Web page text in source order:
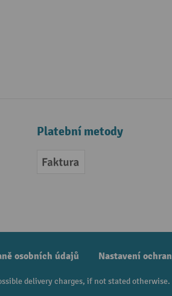
Platební metody
Faktura
osobních údajů Nastavení
delivery charges, if not stated otherwise.